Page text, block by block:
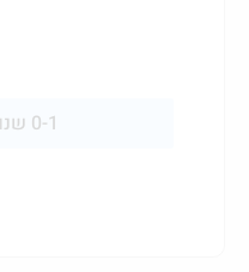
0-1 שנות ניסיון